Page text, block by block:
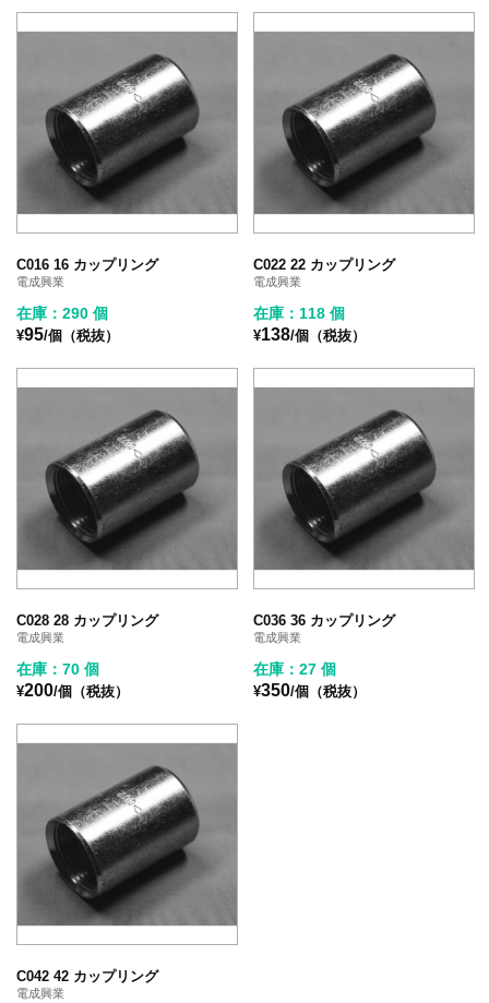
C016 16 カップリング
電成興業
在庫：290 個
¥95/個（税抜）
C022 22 カップリング
電成興業
在庫：118 個
¥138/個（税抜）
C028 28 カップリング
電成興業
在庫：70 個
¥200/個（税抜）
C036 36 カップリング
電成興業
在庫：27 個
¥350/個（税抜）
C042 42 カップリング
電成興業